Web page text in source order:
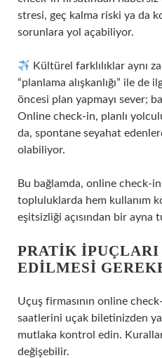
stresi, geç kalma riski ya da
sorunlara yol açabiliyor.
Kültürel farklılıklar aynı
“planlama alışkanlığı” ile de
öncesi plan yapmayı sever;
Online check‑in, planlı
da, spontane seyahat
olabiliyor.
Bu bağlamda, online
topluluklarda hem kullanım
eşitsizliği açısından bir ayna
PRATIK
EDILMESI
Uçuş firmasının online
saatlerini uçak biletinizden
mutlaka kontrol edin.
değişebilir.